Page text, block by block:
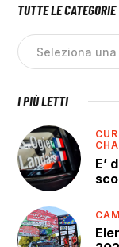
TUTTE LE CATEGORIE
I PIÙ LETTI
E’